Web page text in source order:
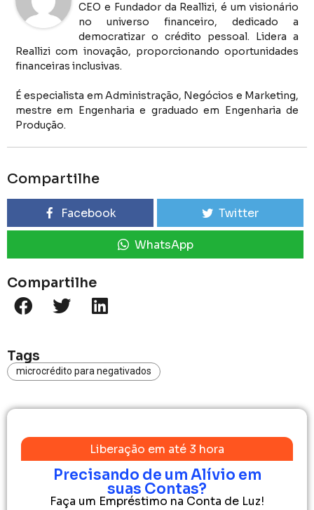
Compartilhe
Tags
microcrédito para negativados​
Liberação em até 3 hora
Precisando de um Alívio em
suas Contas?
Faça um Empréstimo na Conta de Luz!
CEO e Fundador da Reallizi, é um visionário
no universo financeiro, dedicado a
democratizar o crédito pessoal. Lidera a
Reallizi com inovação, proporcionando oportunidades
financeiras inclusivas.
É especialista em Administração, Negócios e Marketing,
mestre em Engenharia e graduado em Engenharia de
Produção.
Compartilhe
Facebook Twitter
WhatsApp